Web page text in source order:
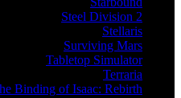
Steel Division 2
Stellaris
Surviving Mars
Tabletop Simulator
Terraria
Binding of Isaac: Rebirth